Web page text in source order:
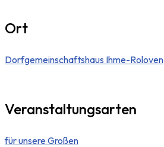
Ort
Dorfgemeinschaftshaus Ihme-Roloven
Veranstaltungsarten
für unsere Großen